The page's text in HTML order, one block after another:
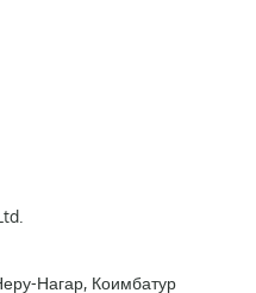
Нагар, Коимбатур